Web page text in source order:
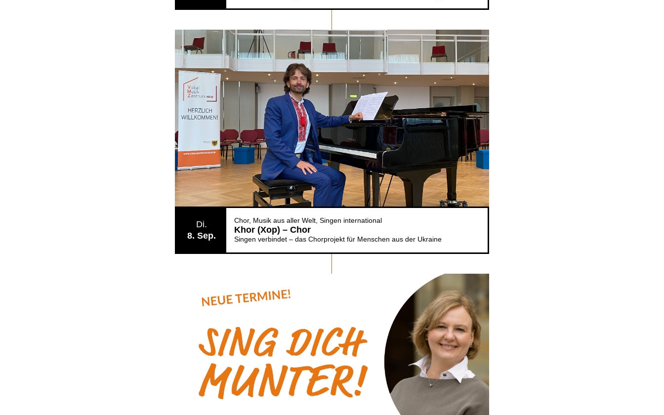
Di.
8 Sep.
Chor Musik aus aller Welt Singen international
Khor (Xop) – Chor
Singen verbindet – das Chorprojekt für Menschen aus der Ukraine